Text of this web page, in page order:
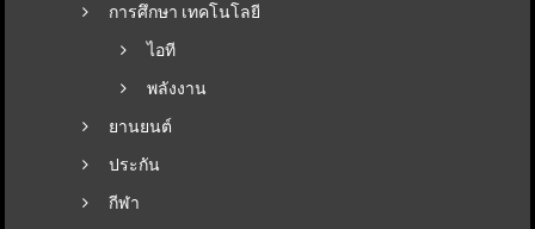
การศึกษา เทคโนโลยี
ไอที
พลังงาน
ยานยนต์
ประกัน
กีฬา